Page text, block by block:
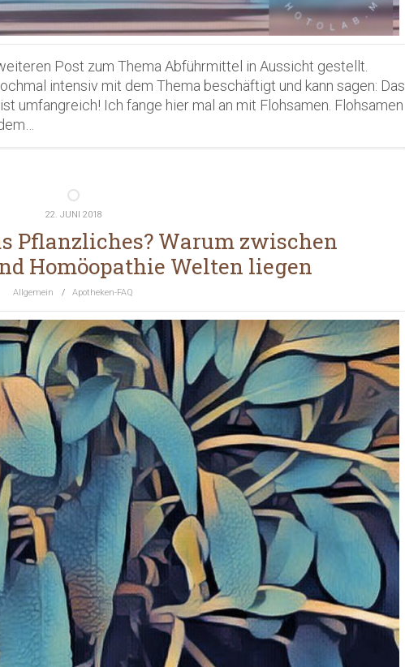
Post zum Thema Abführmittel in Aussicht gestellt.
intensiv mit dem Thema beschäftigt und kann sagen: Das
umfangreich! Ich fange hier mal an mit Flohsamen. Flohsamen
22. JUNI 2018
Pflanzliches? Warum zwischen
Homöopathie Welten liegen
Allgemein / Apotheken-FAQ